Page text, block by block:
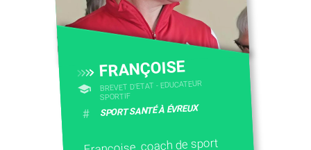
FRANÇOISE
BREVET D'ETAT - EDUCATEUR
SPORTIF
# SPORT SANTÉ À ÉVREUX